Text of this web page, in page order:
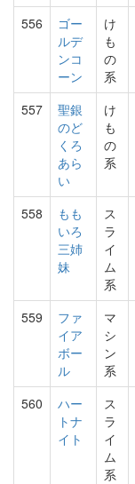
556
ゴー
ルデ
ンコ
ーン
け
も
の
系
557
聖銀
のど
くろ
あら
い
け
も
の
系
558
もも
いろ
三姉
妹
ス
ラ
イ
ム
系
559
ファ
イア
ボー
ル
マ
シ
ン
系
560
ハー
トナ
イト
ス
ラ
イ
ム
系